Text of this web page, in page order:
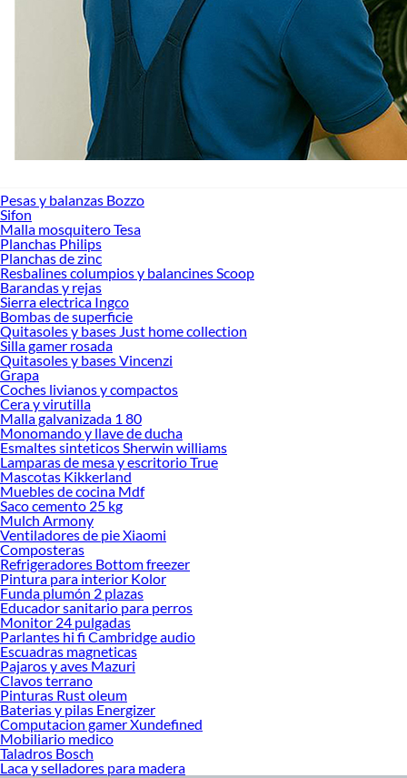
Pesas y balanzas Bozzo
Sifon
Malla mosquitero Tesa
Planchas Philips
Planchas de zinc
Resbalines columpios y balancines Scoop
Barandas y rejas
Sierra electrica Ingco
Bombas de superficie
Quitasoles y bases Just home collection
Silla gamer rosada
Quitasoles y bases Vincenzi
Grapa
Coches livianos y compactos
Cera y virutilla
Malla galvanizada 1 80
Monomando y llave de ducha
Esmaltes sinteticos Sherwin williams
Lamparas de mesa y escritorio True
Mascotas Kikkerland
Muebles de cocina Mdf
Saco cemento 25 kg
Mulch Armony
Ventiladores de pie Xiaomi
Composteras
Refrigeradores Bottom freezer
Pintura para interior Kolor
Funda plumón 2 plazas
Educador sanitario para perros
Monitor 24 pulgadas
Parlantes hi fi Cambridge audio
Escuadras magneticas
Pajaros y aves Mazuri
Clavos terrano
Pinturas Rust oleum
Baterias y pilas Energizer
Computacion gamer Xundefined
Mobiliario medico
Taladros Bosch
Laca y selladores para madera